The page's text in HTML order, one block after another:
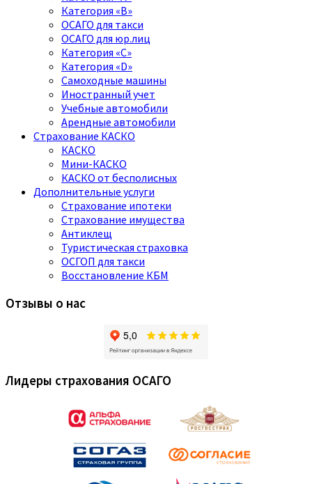
Категория «B»
ОСАГО для такси
ОСАГО для юр.лиц
Категория «C»
Категория «D»
Самоходные машины
Иностранный учет
Учебные автомобили
Арендные автомобили
Страхование КАСКО
КАСКО
Мини-КАСКО
КАСКО от бесполисных
Дополнительные услуги
Страхование ипотеки
Страхование имущества
Антиклещ
Туристическая страховка
ОСГОП для такси
Восстановление КБМ
Отзывы о нас
Лидеры страхования ОСАГО